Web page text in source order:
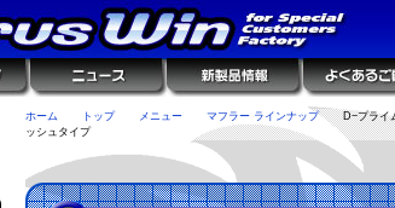
ホーム トップ メニュー マフラー ラインナップ
D−プライ
ッシュタイプ